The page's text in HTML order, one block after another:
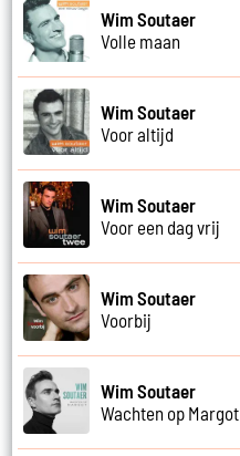
Wim Soutaer
Volle maan
Wim Soutaer
Voor altijd
Wim Soutaer
Voor een dag vrij
Wim Soutaer
Voorbij
Wim Soutaer
Wachten op Margot